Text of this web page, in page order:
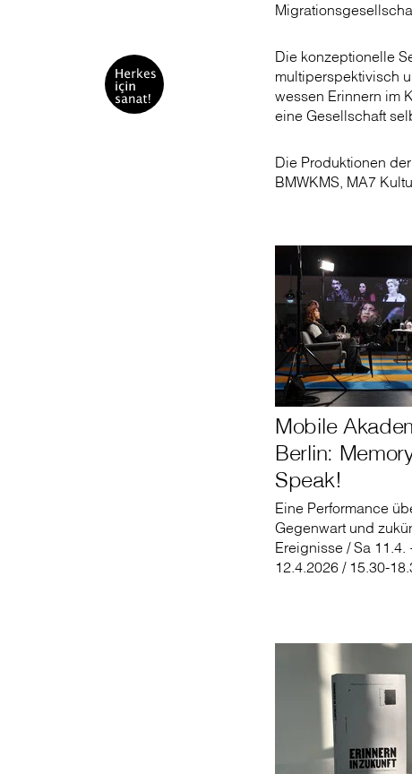
Die konzeptionelle
multiperspektivisch
wessen Erinnern im
eine Gesellschaft
Die Produktionen
BMWKMS, MA7
Mobile
Berlin:
Speak!
Eine Performance
Gegenwart und
Ereignisse / Sa 11.4.
12.4.2026 / 15.30-